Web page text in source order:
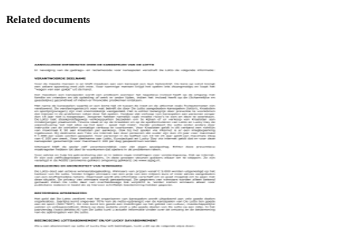
Related documents